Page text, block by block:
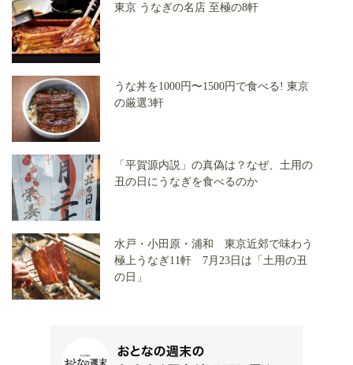
東京 うなぎの名店 至極の8軒
うな丼を1000円〜1500円で食べる! 東京
の厳選3軒
「平賀源内説」の真偽は？なぜ、土用の
丑の日にうなぎを食べるのか
水戸・小田原・浦和 東京近郊で味わう
極上うなぎ11軒 7月23日は「土用の丑
の日」